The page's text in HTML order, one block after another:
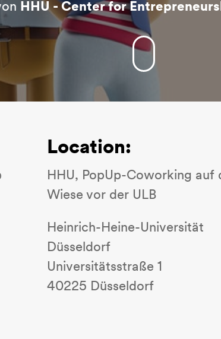
HHU - Center for
Location:
HHU, PopUp-Coworking auf
Wiese vor der ULB
Heinrich-Heine-Universität
Düsseldorf
Universitätsstraße 1
40225 Düsseldorf